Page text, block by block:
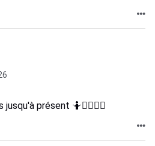
présent 🤷🤷‍♀️🤷‍♂️